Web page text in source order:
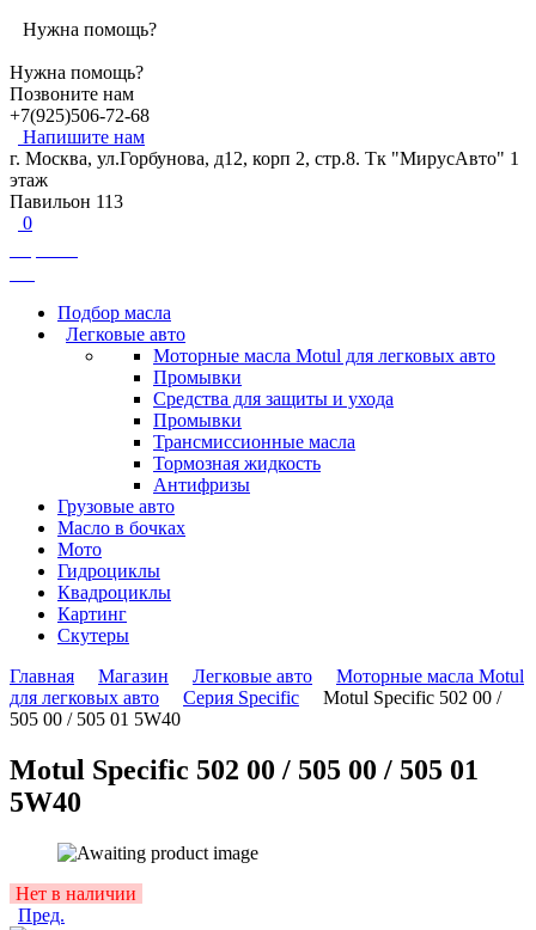
Нужна помощь?
Нужна помощь?
Позвоните нам
+7(925)506-72-68
Напишите нам
г. Москва, ул.Горбунова, д12, корп 2, стр.8. Тк "МирусАвто" 1
этаж
Павильон 113
0
Подбор масла
Легковые авто
Моторные масла Motul для легковых авто
Промывки
Средства для защиты и ухода
Промывки
Трансмиссионные масла
Тормозная жидкость
Антифризы
Грузовые авто
Масло в бочках
Мото
Гидроциклы
Квадроциклы
Картинг
Скутеры
Главная
Магазин Легковые авто
Моторные масла Motul
для легковых авто
Серия Specific
Motul Specific 502 00 /
505 00 / 505 01 5W40
Motul Specific 502 00 / 505 00 / 505 01
5W40
Availability:
Нет в наличии
Пред.